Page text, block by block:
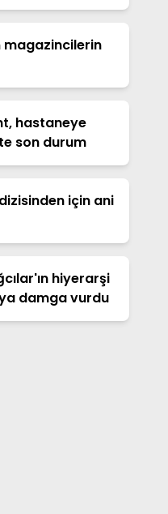
magazincilerin
hastaneye
son durum
için ani
hiyerarşi
damga vurdu